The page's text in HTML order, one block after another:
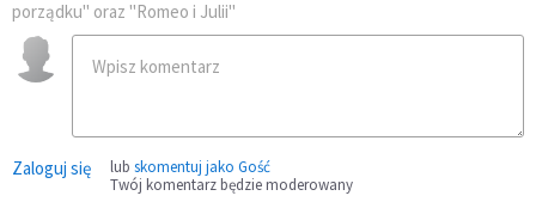
porządku" oraz "Romeo i Julii"
Zaloguj się lub skomentuj jako Gość
Twój komentarz będzie moderowany